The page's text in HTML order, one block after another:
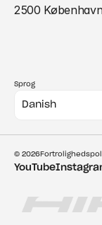
2500
Sprog
Danish
© 2026
YouTube